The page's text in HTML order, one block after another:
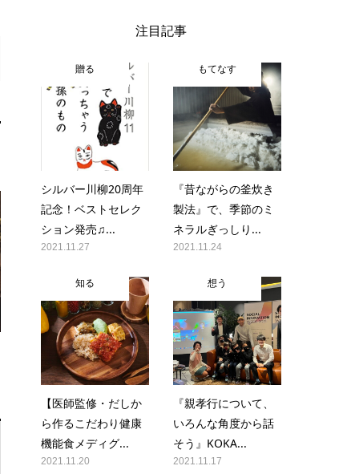
注目記事
贈る
シルバー川柳20周年
記念！ベストセレク
ション発売♫...
2021.11.27
もてなす
『昔ながらの釜炊き
製法』で、季節のミ
ネラルぎっしり...
2021.11.24
知る
【医師監修・だしか
ら作るこだわり健康
機能食メディグ...
2021.11.20
想う
『親孝行について、
いろんな角度から話
そう』KOKA...
2021.11.17